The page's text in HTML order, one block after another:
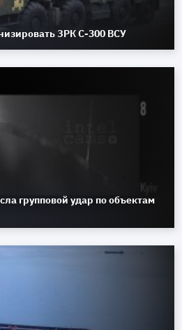
ЗРК С-300 ВСУ
групповой удар по объектам